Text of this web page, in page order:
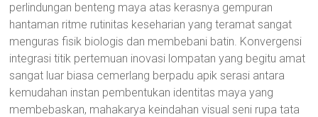
perlindungan benteng maya atas kerasnya gempuran
hantaman ritme rutinitas keseharian yang teramat sangat
menguras fisik biologis dan membebani batin. Konvergensi
integrasi titik pertemuan inovasi lompatan yang begitu amat
sangat luar biasa cemerlang berpadu apik serasi antara
kemudahan instan pembentukan identitas maya yang
membebaskan, mahakarya keindahan visual seni rupa tata